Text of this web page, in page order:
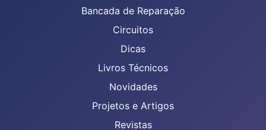
Bancada de Reparação
Circuitos
Dicas
Livros Técnicos
Novidades
Projetos e Artigos
Revistas